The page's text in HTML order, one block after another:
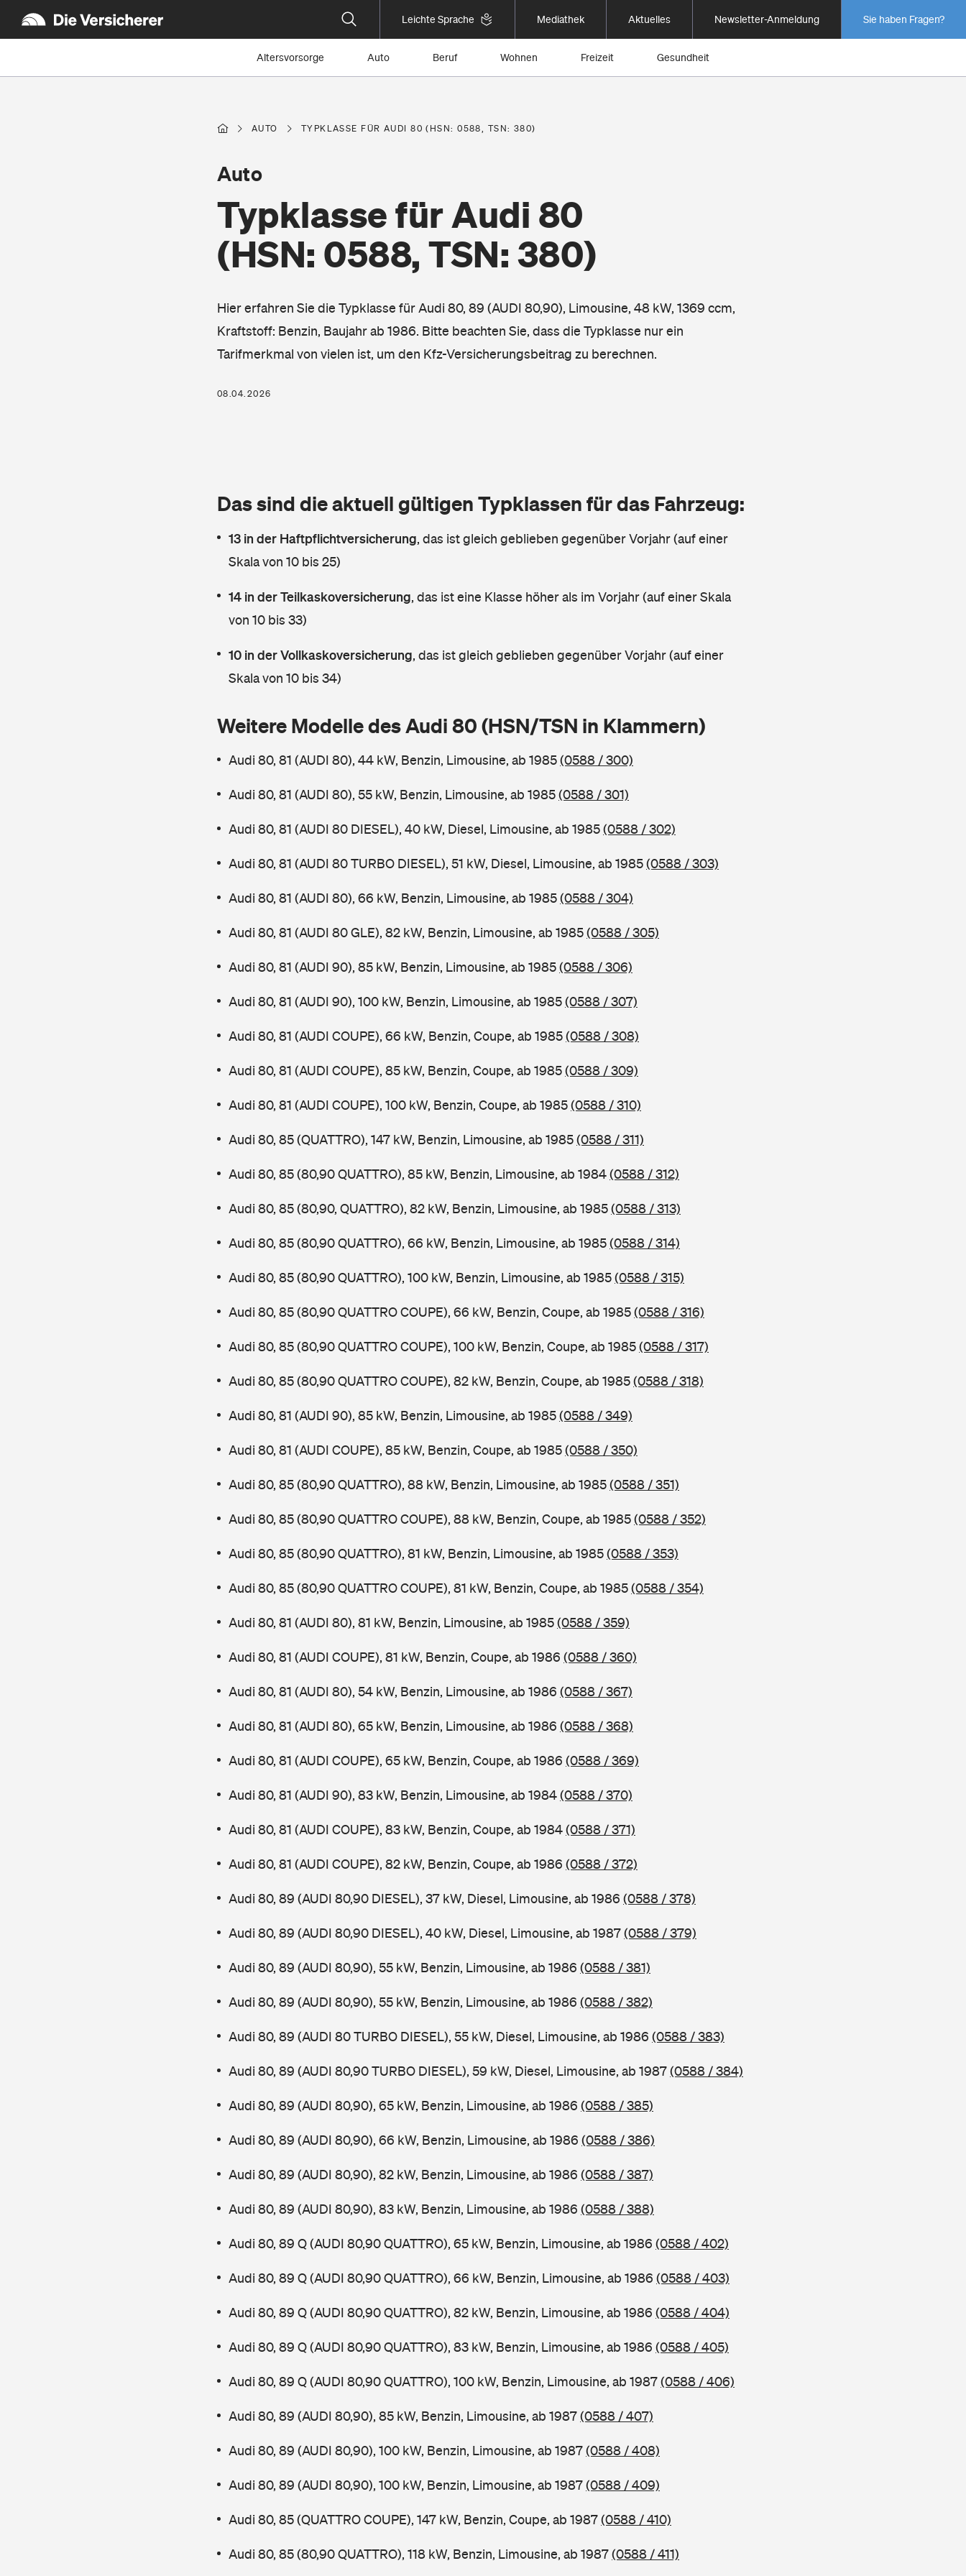
Leichte Sprache Mediathek Aktuelles Newsletter-Anmeldung Sie haben Fragen?
Altersvorsorge Auto Beruf Wohnen Freizeit Gesundheit
AUTO TYPKLASSE FÜR AUDI 80 (HSN: 0588, TSN: 380)
Typklasse für Audi 80
(HSN: 0588, TSN: 380)
Auto
Hier erfahren Sie die Typklasse für Audi 80, 89 (AUDI 80,90), Limousine, 48 kW, 1369 ccm,
Kraftstoff: Benzin, Baujahr ab 1986. Bitte beachten Sie, dass die Typklasse nur ein
Tarifmerkmal von vielen ist, um den Kfz-Versicherungsbeitrag zu berechnen.
08.04.2026
Das sind die aktuell gültigen Typklassen für das Fahrzeug:
13 in der Haftpflichtversicherung, das ist gleich geblieben gegenüber Vorjahr (auf einer
Skala von 10 bis 25)
14 in der Teilkaskoversicherung, das ist eine Klasse höher als im Vorjahr (auf einer Skala
von 10 bis 33)
10 in der Vollkaskoversicherung, das ist gleich geblieben gegenüber Vorjahr (auf einer
Skala von 10 bis 34)
Weitere Modelle des Audi 80 (HSN/TSN in Klammern)
Audi 80, 81 (AUDI 80), 44 kW, Benzin, Limousine, ab 1985(0588 / 300)
Audi 80, 81 (AUDI 80), 55 kW, Benzin, Limousine, ab 1985(0588 / 301)
Audi 80, 81 (AUDI 80 DIESEL), 40 kW, Diesel, Limousine, ab 1985(0588 / 302)
Audi 80, 81 (AUDI 80 TURBO DIESEL), 51 kW, Diesel, Limousine, ab 1985(0588 / 303)
Audi 80, 81 (AUDI 80), 66 kW, Benzin, Limousine, ab 1985(0588 / 304)
Audi 80, 81 (AUDI 80 GLE), 82 kW, Benzin, Limousine, ab 1985(0588 / 305)
Audi 80, 81 (AUDI 90), 85 kW, Benzin, Limousine, ab 1985(0588 / 306)
Audi 80, 81 (AUDI 90), 100 kW, Benzin, Limousine, ab 1985(0588 / 307)
Audi 80, 81 (AUDI COUPE), 66 kW, Benzin, Coupe, ab 1985(0588 / 308)
Audi 80, 81 (AUDI COUPE), 85 kW, Benzin, Coupe, ab 1985(0588 / 309)
Audi 80, 81 (AUDI COUPE), 100 kW, Benzin, Coupe, ab 1985(0588 / 310)
Audi 80, 85 (QUATTRO), 147 kW, Benzin, Limousine, ab 1985(0588 / 311)
Audi 80, 85 (80,90 QUATTRO), 85 kW, Benzin, Limousine, ab 1984(0588 / 312)
Audi 80, 85 (80,90, QUATTRO), 82 kW, Benzin, Limousine, ab 1985(0588 / 313)
Audi 80, 85 (80,90 QUATTRO), 66 kW, Benzin, Limousine, ab 1985(0588 / 314)
Audi 80, 85 (80,90 QUATTRO), 100 kW, Benzin, Limousine, ab 1985(0588 / 315)
Audi 80, 85 (80,90 QUATTRO COUPE), 66 kW, Benzin, Coupe, ab 1985(0588 / 316)
Audi 80, 85 (80,90 QUATTRO COUPE), 100 kW, Benzin, Coupe, ab 1985(0588 / 317)
Audi 80, 85 (80,90 QUATTRO COUPE), 82 kW, Benzin, Coupe, ab 1985(0588 / 318)
Audi 80, 81 (AUDI 90), 85 kW, Benzin, Limousine, ab 1985(0588 / 349)
Audi 80, 81 (AUDI COUPE), 85 kW, Benzin, Coupe, ab 1985(0588 / 350)
Audi 80, 85 (80,90 QUATTRO), 88 kW, Benzin, Limousine, ab 1985(0588 / 351)
Audi 80, 85 (80,90 QUATTRO COUPE), 88 kW, Benzin, Coupe, ab 1985(0588 / 352)
Audi 80, 85 (80,90 QUATTRO), 81 kW, Benzin, Limousine, ab 1985(0588 / 353)
Audi 80, 85 (80,90 QUATTRO COUPE), 81 kW, Benzin, Coupe, ab 1985(0588 / 354)
Audi 80, 81 (AUDI 80), 81 kW, Benzin, Limousine, ab 1985(0588 / 359)
Audi 80, 81 (AUDI COUPE), 81 kW, Benzin, Coupe, ab 1986 (0588 / 360)
Audi 80, 81 (AUDI 80), 54 kW, Benzin, Limousine, ab 1986 (0588 / 367)
Audi 80, 81 (AUDI 80), 65 kW, Benzin, Limousine, ab 1986 (0588 / 368)
Audi 80, 81 (AUDI COUPE), 65 kW, Benzin, Coupe, ab 1986 (0588 / 369)
Audi 80, 81 (AUDI 90), 83 kW, Benzin, Limousine, ab 1984(0588 / 370)
Audi 80, 81 (AUDI COUPE), 83 kW, Benzin, Coupe, ab 1984(0588 / 371)
Audi 80, 81 (AUDI COUPE), 82 kW, Benzin, Coupe, ab 1986 (0588 / 372)
Audi 80, 89 (AUDI 80,90 DIESEL), 37 kW, Diesel, Limousine, ab 1986 (0588 / 378)
Audi 80, 89 (AUDI 80,90 DIESEL), 40 kW, Diesel, Limousine, ab 1987(0588 / 379)
Audi 80, 89 (AUDI 80,90), 55 kW, Benzin, Limousine, ab 1986 (0588 / 381)
Audi 80, 89 (AUDI 80,90), 55 kW, Benzin, Limousine, ab 1986 (0588 / 382)
Audi 80, 89 (AUDI 80 TURBO DIESEL), 55 kW, Diesel, Limousine, ab 1986 (0588 / 383)
Audi 80, 89 (AUDI 80,90 TURBO DIESEL), 59 kW, Diesel, Limousine, ab 1987(0588 / 384)
Audi 80, 89 (AUDI 80,90), 65 kW, Benzin, Limousine, ab 1986 (0588 / 385)
Audi 80, 89 (AUDI 80,90), 66 kW, Benzin, Limousine, ab 1986 (0588 / 386)
Audi 80, 89 (AUDI 80,90), 82 kW, Benzin, Limousine, ab 1986 (0588 / 387)
Audi 80, 89 (AUDI 80,90), 83 kW, Benzin, Limousine, ab 1986 (0588 / 388)
Audi 80, 89 Q (AUDI 80,90 QUATTRO), 65 kW, Benzin, Limousine, ab 1986 (0588 / 402)
Audi 80, 89 Q (AUDI 80,90 QUATTRO), 66 kW, Benzin, Limousine, ab 1986 (0588 / 403)
Audi 80, 89 Q (AUDI 80,90 QUATTRO), 82 kW, Benzin, Limousine, ab 1986 (0588 / 404)
Audi 80, 89 Q (AUDI 80,90 QUATTRO), 83 kW, Benzin, Limousine, ab 1986 (0588 / 405)
Audi 80, 89 Q (AUDI 80,90 QUATTRO), 100 kW, Benzin, Limousine, ab 1987(0588 / 406)
Audi 80, 89 (AUDI 80,90), 85 kW, Benzin, Limousine, ab 1987(0588 / 407)
Audi 80, 89 (AUDI 80,90), 100 kW, Benzin, Limousine, ab 1987(0588 / 408)
Audi 80, 89 (AUDI 80,90), 100 kW, Benzin, Limousine, ab 1987(0588 / 409)
Audi 80, 85 (QUATTRO COUPE), 147 kW, Benzin, Coupe, ab 1987(0588 / 410)
Audi 80, 85 (80,90 QUATTRO), 118 kW, Benzin, Limousine, ab 1987(0588 / 411)